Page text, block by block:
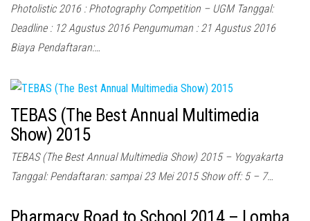
Photolistic 2016 : Photography Competition – UGM Tanggal:
Deadline : 12 Agustus 2016 Pengumuman : 21 Agustus 2016
Biaya Pendaftaran:…
TEBAS (The Best Annual Multimedia
Show) 2015
TEBAS (The Best Annual Multimedia Show) 2015 – Yogyakarta
Tanggal: Pendaftaran: sampai 23 Mei 2015 Show off: 5 – 7…
Pharmacy Road to School 2014 – Lomba